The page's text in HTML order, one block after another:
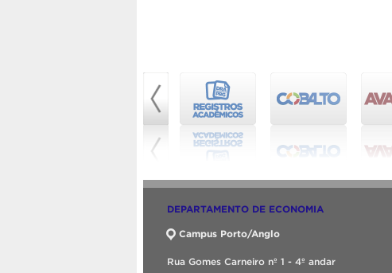
DEPARTAMENTO DE ECONOMIA
Campus Porto/Anglo
Rua Gomes Carneiro nº 1 - 4º andar